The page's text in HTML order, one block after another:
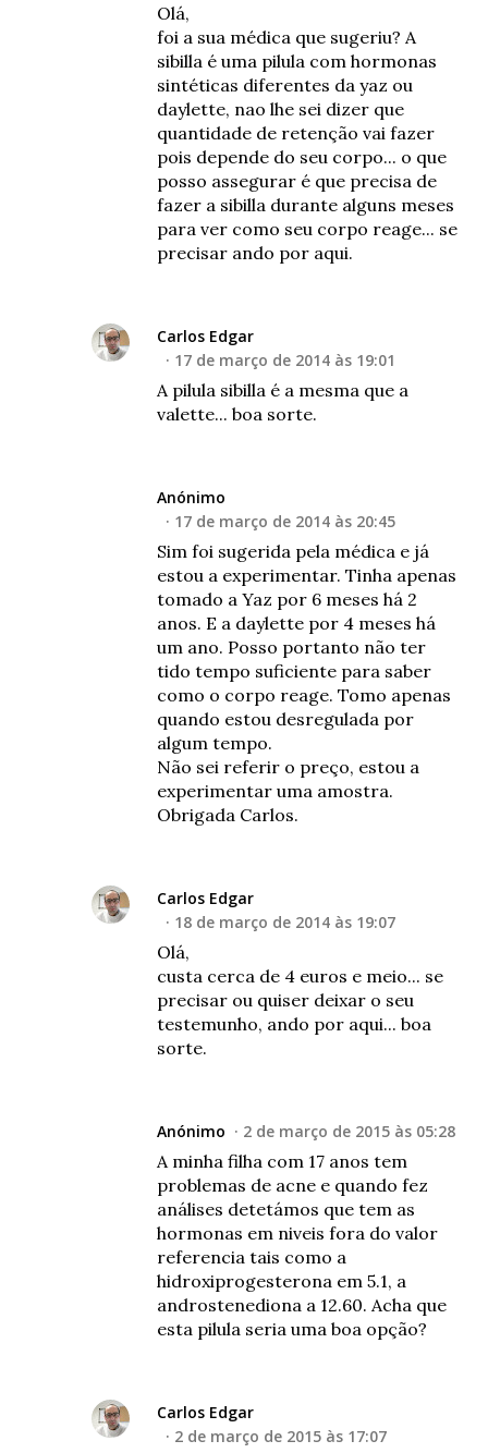
Olá,
foi a sua médica que sugeriu? A
sibilla é uma pilula com hormonas
sintéticas diferentes da yaz ou
daylette, nao lhe sei dizer que
quantidade de retenção vai fazer
pois depende do seu corpo... o que
posso assegurar é que precisa de
fazer a sibilla durante alguns meses
para ver como seu corpo reage... se
precisar ando por aqui.
Carlos Edgar
17 de março de 2014 às 19:01
A pilula sibilla é a mesma que a
valette... boa sorte.
Anónimo
17 de março de 2014 às 20:45
Sim foi sugerida pela médica e já
estou a experimentar. Tinha apenas
tomado a Yaz por 6 meses há 2
anos. E a daylette por 4 meses há
um ano. Posso portanto não ter
tido tempo suficiente para saber
como o corpo reage. Tomo apenas
quando estou desregulada por
algum tempo.
Não sei referir o preço, estou a
experimentar uma amostra.
Obrigada Carlos.
Carlos Edgar
18 de março de 2014 às 19:07
Olá,
custa cerca de 4 euros e meio... se
precisar ou quiser deixar o seu
testemunho, ando por aqui... boa
sorte.
Anónimo 2 de março de 2015 às 05:28
A minha filha com 17 anos tem
problemas de acne e quando fez
análises detetámos que tem as
hormonas em niveis fora do valor
referencia tais como a
hidroxiprogesterona em 5.1, a
androstenediona a 12.60. Acha que
esta pilula seria uma boa opção?
Carlos Edgar
2 de março de 2015 às 17:07